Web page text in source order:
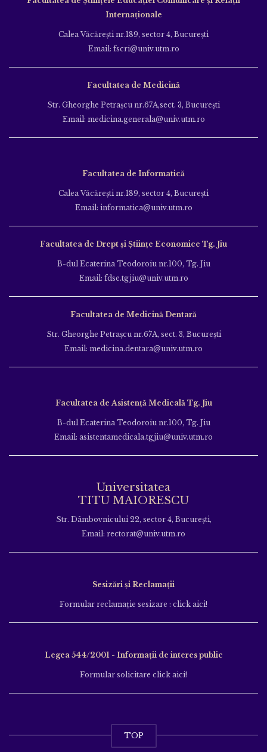
Internaționale
Calea Văcăreşti nr.189, sector 4, Bucureşti
Email: fscri@univ.utm.ro
Facultatea de Medicină
Str. Gheorghe Petraşcu nr.67A,sect. 3, Bucureşti
Email: medicina.generala@univ.utm.ro
Facultatea de Informatică
Calea Văcăreşti nr.189, sector 4, Bucureşti
Email: informatica@univ.utm.ro
Facultatea de Drept și Științe Economice Tg. Jiu
B-dul Ecaterina Teodoroiu nr.100, Tg. Jiu
Email: fdse.tgjiu@univ.utm.ro
Facultatea de Medicină Dentară
Str. Gheorghe Petraşcu nr.67A, sect. 3, Bucureşti
Email: medicina.dentara@univ.utm.ro
Facultatea de Asistență Medicală Tg. Jiu
B-dul Ecaterina Teodoroiu nr.100, Tg. Jiu
Email: asistentamedicala.tgjiu@univ.utm.ro
Universitatea
TITU MAIORESCU
Str. Dâmbovnicului 22, sector 4, București,
Email: rectorat@univ.utm.ro
Sesizări și Reclamații
Formular reclamație sesizare : click aici!
Legea 544/2001 - Informații de interes public
Formular solicitare click aici!
TOP